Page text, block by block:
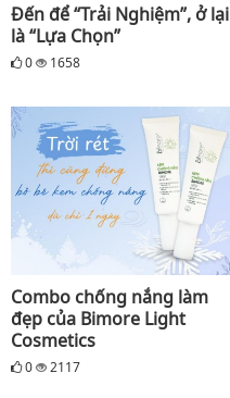
Đến để “Trải Nghiệm”, ở lại
là “Lựa Chọn”
0 1658
Combo chống nắng làm
đẹp của Bimore Light
Cosmetics
0 2117